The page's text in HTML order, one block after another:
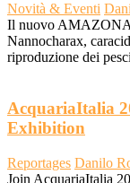
Novità & Eventi
Il nuovo
Nannocharax,
riproduzione dei pesci
AcquariaItalia
Exhibition
Reportages Danilo
Join AcquariaItalia